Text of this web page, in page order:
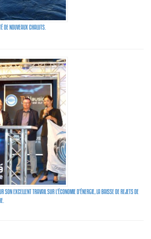
DE NOUVEAUX CHALUTS.
SON EXCELLENT TRAVAIL SUR L’ÉCONOMIE D’ÉNERGIE, LA BAISSE DE REJETS DE